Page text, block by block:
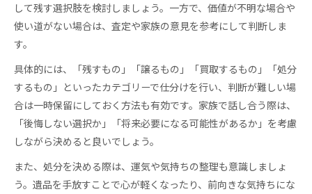
して残す選択肢を検討しましょう。一方で、価値が不明な場合や
使い道がない場合は、査定や家族の意見を参考にして判断しま
す。
具体的には、「残すもの」「譲るもの」「買取するもの」「処分
するもの」といったカテゴリーで仕分けを行い、判断が難しい場
合は一時保留にしておく方法も有効です。家族で話し合う際は、
「後悔しない選択か」「将来必要になる可能性があるか」を考慮
しながら決めると良いでしょう。
また、処分を決める際は、運気や気持ちの整理も意識しましょ
う。遺品を手放すことで心が軽くなったり、前向きな気持ちにな